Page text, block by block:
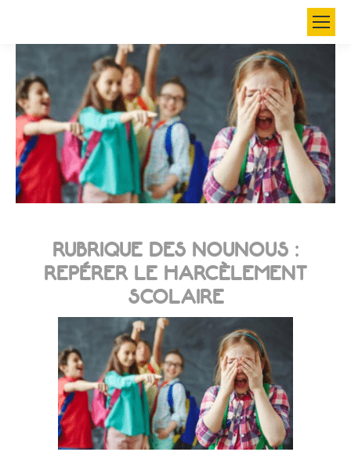
Search:
RUBRIQUE DES NOUNOUS :
REPÉRER LE HARCÈLEMENT
SCOLAIRE